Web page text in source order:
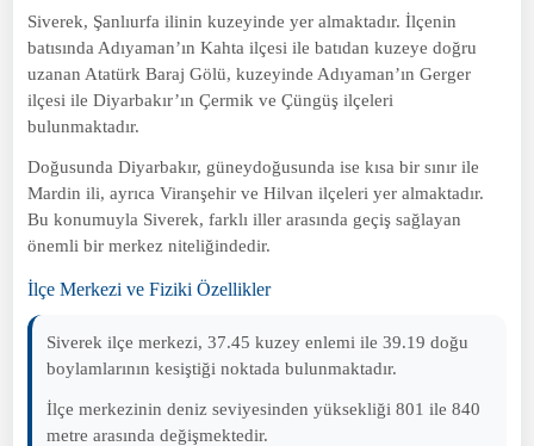
Siverek, Şanlıurfa ilinin kuzeyinde yer almaktadır. İlçenin
batısında Adıyaman’ın Kahta ilçesi ile batıdan kuzeye doğru
uzanan Atatürk Baraj Gölü, kuzeyinde Adıyaman’ın Gerger
ilçesi ile Diyarbakır’ın Çermik ve Çüngüş ilçeleri
bulunmaktadır.
Doğusunda Diyarbakır, güneydoğusunda ise kısa bir sınır ile
Mardin ili, ayrıca Viranşehir ve Hilvan ilçeleri yer almaktadır.
Bu konumuyla Siverek, farklı iller arasında geçiş sağlayan
önemli bir merkez niteliğindedir.
İlçe Merkezi ve Fiziki Özellikler
Siverek ilçe merkezi, 37.45 kuzey enlemi ile 39.19 doğu
boylamlarının kesiştiği noktada bulunmaktadır.
İlçe merkezinin deniz seviyesinden yüksekliği 801 ile 840
metre arasında değişmektedir.